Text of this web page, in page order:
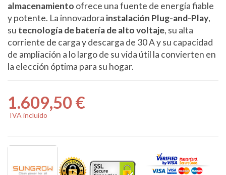
almacenamiento ofrece una fuente de energía fiable
y potente. La innovadora instalación Plug-and-Play,
su tecnología de batería de alto voltaje, su alta
corriente de carga y descarga de 30 A y su capacidad
de ampliación a lo largo de su vida útil la convierten en
la elección óptima para su hogar.
1.609,50 €
IVA incluido